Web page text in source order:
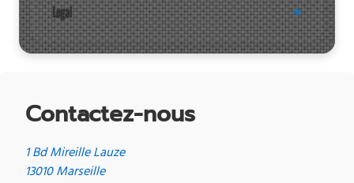
Legal
Contactez-nous
1 Bd Mireille Lauze
13010 Marseille